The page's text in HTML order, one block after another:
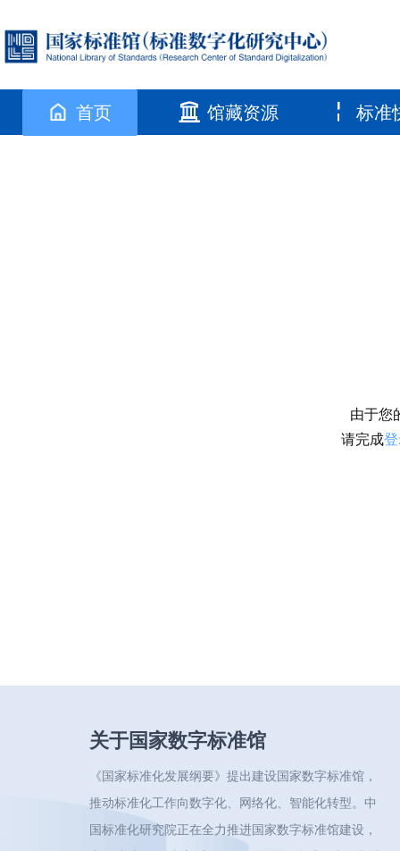
首页 馆藏资源 标准
由于您
请完成
关于国家数字标准馆
《国家标准化发展纲要》提出建设国家数字标准馆，
推动标准化工作向数字化、网络化、智能化转型。中
国标准化研究院正在全力推进国家数字标准馆建设，